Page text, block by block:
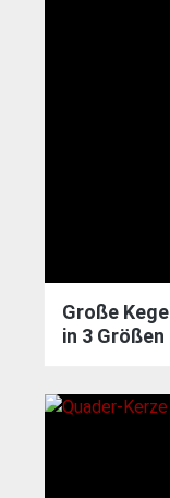
Große
in 3 Größen